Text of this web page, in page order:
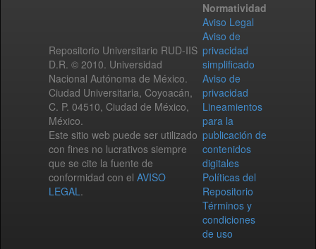
Repositorio Universitario RUD-IIS
D.R. © 2010. Universidad
Nacional Autónoma de México.
Ciudad Universitaria, Coyoacán,
C. P. 04510, Ciudad de México,
México.
Este sitio web puede ser utilizado
con fines no lucrativos siempre
que se cite la fuente de
conformidad con el AVISO
LEGAL.
Normatividad
Aviso Legal
Aviso de
privacidad
simplificado
Aviso de
privacidad
Lineamientos
para la
publicación de
contenidos
digitales
Políticas del
Repositorio
Términos y
condiciones
de uso